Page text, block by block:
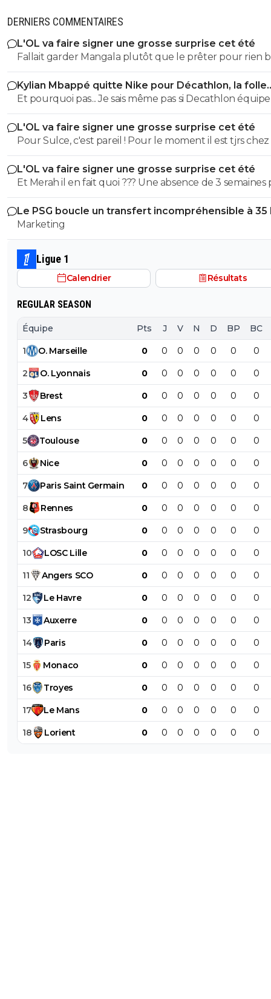
DERNIERS COMMENTAIRES
L'OL va faire signer une grosse surprise cet été
Fallait garder Mangala plutôt que le prêter pour rien
d'idiots
Kylian Mbappé quitte Nike pour Décathlon, la folle
rumeur
Et pourquoi pas... Je sais même pas si Decathlon
clubs professionnels ou amateurs pour les maillots de
L'OL va faire signer une grosse surprise cet été
Pour Sulce, c'est pareil ! Pour le moment il est tjrs chez
Et si vraiment il s'en passe parce qu'il est en partance
veut pas prendre le risque de le blesser pour gagner
mais que de l'autre côté tu en perds 50
es éliminé.....
L'OL va faire signer une grosse surprise cet été
Et Merah il en fait quoi ??? Une absence de 3 semaines
une entorse... ça va Il est pas en sucre non plus le petit A un
moment donné va falloir lui donner du temps de jeu
harceler il aurait été utile demain !
Le PSG boucle un transfert incompréhensible à 35
Marketing
Ligue 1
Calendrier Résultats
REGULAR SEASON
Équipe Pts J V N D BP BC
1 O. Marseille 0 0 0 0 0 0 0
2 O. Lyonnais 0 0 0 0 0 0 0
3 Brest 0 0 0 0 0 0 0
4 Lens 0 0 0 0 0 0 0
5 Toulouse 0 0 0 0 0 0 0
6 Nice 0 0 0 0 0 0 0
7 Paris Saint Germain 0 0 0 0 0 0 0
8 Rennes 0 0 0 0 0 0 0
9 Strasbourg 0 0 0 0 0 0 0
10 LOSC Lille 0 0 0 0 0 0 0
11 Angers SCO 0 0 0 0 0 0 0
12 Le Havre 0 0 0 0 0 0 0
13 Auxerre 0 0 0 0 0 0 0
14 Paris 0 0 0 0 0 0 0
15 Monaco 0 0 0 0 0 0 0
16 Troyes 0 0 0 0 0 0 0
17 Le Mans 0 0 0 0 0 0 0
18 Lorient 0 0 0 0 0 0 0